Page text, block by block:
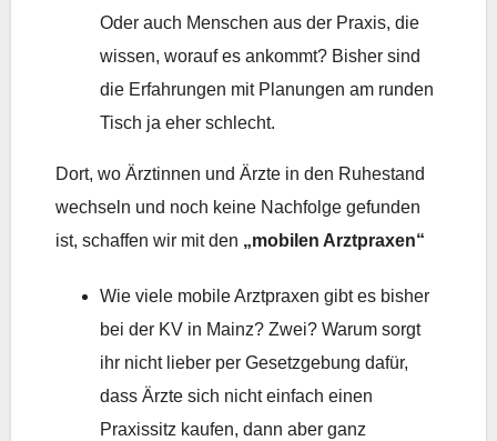
Oder auch Menschen aus der Praxis, die
wissen, worauf es ankommt? Bisher sind
die Erfahrungen mit Planungen am runden
Tisch ja eher schlecht.
Dort, wo Ärztinnen und Ärzte in den Ruhestand
wechseln und noch keine Nachfolge gefunden
ist, schaffen wir mit den „mobilen Arztpraxen“
Wie viele mobile Arztpraxen gibt es bisher
bei der KV in Mainz? Zwei? Warum sorgt
ihr nicht lieber per Gesetzgebung dafür,
dass Ärzte sich nicht einfach einen
Praxissitz kaufen, dann aber ganz